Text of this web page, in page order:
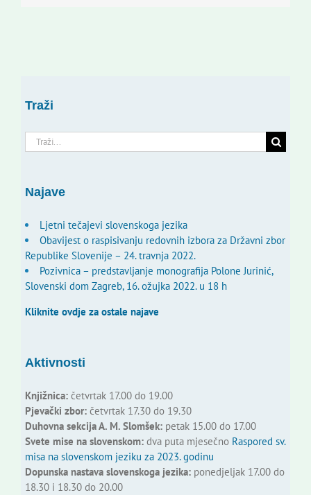
Traži
Traži...
Najave
Ljetni tečajevi slovenskoga jezika
Obavijest o raspisivanju redovnih izbora za Državni zbor
Republike Slovenije – 24. travnja 2022.
Pozivnica – predstavljanje monografija Polone Jurinić,
Slovenski dom Zagreb, 16. ožujka 2022. u 18 h
Kliknite ovdje za ostale najave
Aktivnosti
Knjižnica:četvrtak 17.00 do 19.00
Pjevački zbor:četvrtak 17.30 do 19.30
Duhovna sekcija A. M. Slomšek:petak 15.00 do 17.00
Svete mise na slovenskom:dva puta mjesečno Raspored sv.
misa na slovenskom jeziku za 2023. godinu
Dopunska nastava slovenskoga jezika:ponedjeljak 17.00 do
18.30 i 18.30 do 20.00